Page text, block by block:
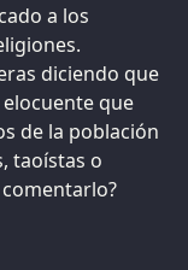
a los
diciendo que
que
de la población
taoístas o